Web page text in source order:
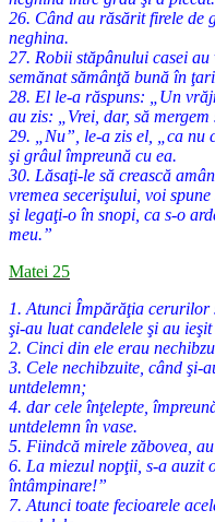
26. Când au răsărit firele de
neghina.
27. Robii stăpânului casei
semănat sămânţă bună în
28. El le-a răspuns: „Un
au zis: „Vrei, dar, să mergem
29. „Nu”, le-a zis el, „ca nu
şi grâul împreună cu ea.
30. Lăsaţi-le să crească
vremea secerişului, voi
şi legaţi-o în snopi, ca s-o
meu.”
Matei 25
1. Atunci Împărăţia cerurilor
şi-au luat candelele şi au
2. Cinci din ele erau
3. Cele nechibzuite, când şi-
untdelemn;
4. dar cele înţelepte,
untdelemn în vase.
5. Fiindcă mirele zăbovea,
6. La miezul nopţii, s-a auzit
întâmpinare!”
7. Atunci toate fecioarele